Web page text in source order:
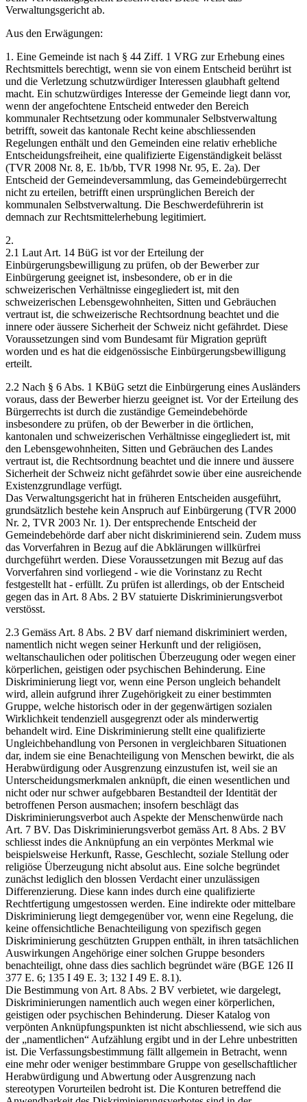
Verwaltungsgericht ab.
Aus den Erwägungen:
1. Eine Gemeinde ist nach § 44 Ziff. 1 VRG zur Erhebung eines
Rechtsmittels berechtigt, wenn sie von einem Entscheid berührt ist
und die Verletzung schutzwürdiger Interessen glaubhaft geltend
macht. Ein schutzwürdiges Interesse der Gemeinde liegt dann vor,
wenn der angefochtene Entscheid entweder den Bereich
kommunaler Rechtsetzung oder kommunaler Selbstverwaltung
betrifft, soweit das kantonale Recht keine abschliessenden
Regelungen enthält und den Gemeinden eine relativ erhebliche
Entscheidungsfreiheit, eine qualifizierte Eigenständigkeit belässt
(TVR 2008 Nr. 8, E. 1b/bb, TVR 1998 Nr. 95, E. 2a). Der
Entscheid der Gemeindeversammlung, das Gemeindebürgerrecht
nicht zu erteilen, betrifft einen ursprünglichen Bereich der
kommunalen Selbstverwaltung. Die Beschwerdeführerin ist
demnach zur Rechtsmittelerhebung legitimiert.
2.
2.1 Laut Art. 14 BüG ist vor der Erteilung der
Einbürgerungsbewilligung zu prüfen, ob der Bewerber zur
Einbürgerung geeignet ist, insbesondere, ob er in die
schweizerischen Verhältnisse eingegliedert ist, mit den
schweizerischen Lebensgewohnheiten, Sitten und Gebräuchen
vertraut ist, die schweizerische Rechtsordnung beachtet und die
innere oder äussere Sicherheit der Schweiz nicht gefährdet. Diese
Voraussetzungen sind vom Bundesamt für Migration geprüft
worden und es hat die eidgenössische Einbürgerungsbewilligung
erteilt.
2.2 Nach § 6 Abs. 1 KBüG setzt die Einbürgerung eines Ausländers
voraus, dass der Bewerber hierzu geeignet ist. Vor der Erteilung des
Bürgerrechts ist durch die zuständige Gemeindebehörde
insbesondere zu prüfen, ob der Bewerber in die örtlichen,
kantonalen und schweizerischen Verhältnisse eingegliedert ist, mit
den Lebensgewohnheiten, Sitten und Gebräuchen des Landes
vertraut ist, die Rechtsordnung beachtet und die innere und äussere
Sicherheit der Schweiz nicht gefährdet sowie über eine ausreichende
Existenzgrundlage verfügt.
Das Verwaltungsgericht hat in früheren Entscheiden ausgeführt,
grundsätzlich bestehe kein Anspruch auf Einbürgerung (TVR 2000
Nr. 2, TVR 2003 Nr. 1). Der entsprechende Entscheid der
Gemeindebehörde darf aber nicht diskriminierend sein. Zudem muss
das Vorverfahren in Bezug auf die Abklärungen willkürfrei
durchgeführt werden. Diese Voraussetzungen mit Bezug auf das
Vorverfahren sind vorliegend - wie die Vorinstanz zu Recht
festgestellt hat - erfüllt. Zu prüfen ist allerdings, ob der Entscheid
gegen das in Art. 8 Abs. 2 BV statuierte Diskriminierungsverbot
verstösst.
2.3 Gemäss Art. 8 Abs. 2 BV darf niemand diskriminiert werden,
namentlich nicht wegen seiner Herkunft und der religiösen,
weltanschaulichen oder politischen Überzeugung oder wegen einer
körperlichen, geistigen oder psychischen Behinderung. Eine
Diskriminierung liegt vor, wenn eine Person ungleich behandelt
wird, allein aufgrund ihrer Zugehörigkeit zu einer bestimmten
Gruppe, welche historisch oder in der gegenwärtigen sozialen
Wirklichkeit tendenziell ausgegrenzt oder als minderwertig
behandelt wird. Eine Diskriminierung stellt eine qualifizierte
Ungleichbehandlung von Personen in vergleichbaren Situationen
dar, indem sie eine Benachteiligung von Menschen bewirkt, die als
Herabwürdigung oder Ausgrenzung einzustufen ist, weil sie an
Unterscheidungsmerkmalen anknüpft, die einen wesentlichen und
nicht oder nur schwer aufgebbaren Bestandteil der Identität der
betroffenen Person ausmachen; insofern beschlägt das
Diskriminierungsverbot auch Aspekte der Menschenwürde nach
Art. 7 BV. Das Diskriminierungsverbot gemäss Art. 8 Abs. 2 BV
schliesst indes die Anknüpfung an ein verpöntes Merkmal wie
beispielsweise Herkunft, Rasse, Geschlecht, soziale Stellung oder
religiöse Überzeugung nicht absolut aus. Eine solche begründet
zunächst lediglich den blossen Verdacht einer unzulässigen
Differenzierung. Diese kann indes durch eine qualifizierte
Rechtfertigung umgestossen werden. Eine indirekte oder mittelbare
Diskriminierung liegt demgegenüber vor, wenn eine Regelung, die
keine offensichtliche Benachteiligung von spezifisch gegen
Diskriminierung geschützten Gruppen enthält, in ihren tatsächlichen
Auswirkungen Angehörige einer solchen Gruppe besonders
benachteiligt, ohne dass dies sachlich begründet wäre (BGE 126 II
377 E. 6; 135 I 49 E. 3; 132 I 49 E. 8.1).
Die Bestimmung von Art. 8 Abs. 2 BV verbietet, wie dargelegt,
Diskriminierungen namentlich auch wegen einer körperlichen,
geistigen oder psychischen Behinderung. Dieser Katalog von
verpönten Anknüpfungspunkten ist nicht abschliessend, wie sich aus
der „namentlichen“ Aufzählung ergibt und in der Lehre unbestritten
ist. Die Verfassungsbestimmung fällt allgemein in Betracht, wenn
eine mehr oder weniger bestimmbare Gruppe von gesellschaftlicher
Herabwürdigung und Abwertung oder Ausgrenzung nach
stereotypen Vorurteilen bedroht ist. Die Konturen betreffend die